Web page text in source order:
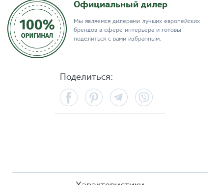
Официальный дилер
Мы являемся дилерами лучших европейских
брендов в сфере интерьера и готовы
поделиться с вами избранным.
Поделиться:
FacebookPinterest Telegram